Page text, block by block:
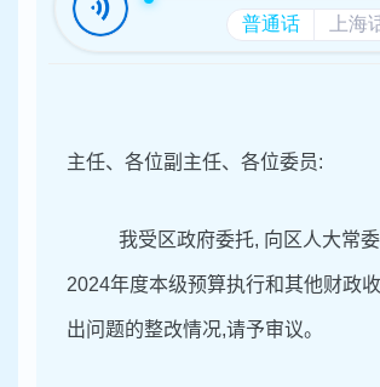
主任、各位副主任、各位委员:
我受区政府委托, 向区人大常
2024年度本级预算执行和其他财政
出问题的整改情况,请予审议。